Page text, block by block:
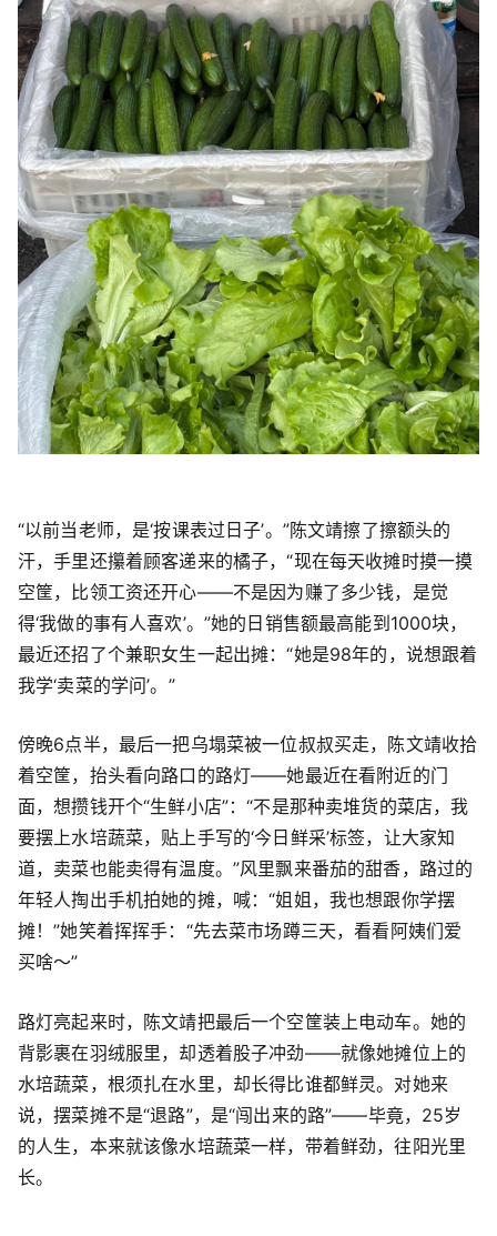
“以前当老师，是‘按课表过日子’。”陈文靖擦了擦额头的
汗，手里还攥着顾客递来的橘子，“现在每天收摊时摸一摸
空筐，比领工资还开心——不是因为赚了多少钱，是觉
得‘我做的事有人喜欢’。”她的日销售额最高能到1000块，
最近还招了个兼职女生一起出摊：“她是98年的，说想跟着
我学‘卖菜的学问’。”
傍晚6点半，最后一把乌塌菜被一位叔叔买走，陈文靖收拾
着空筐，抬头看向路口的路灯——她最近在看附近的门
面，想攒钱开个“生鲜小店”：“不是那种卖堆货的菜店，我
要摆上水培蔬菜，贴上手写的‘今日鲜采’标签，让大家知
道，卖菜也能卖得有温度。”风里飘来番茄的甜香，路过的
年轻人掏出手机拍她的摊，喊：“姐姐，我也想跟你学摆
摊！”她笑着挥挥手：“先去菜市场蹲三天，看看阿姨们爱
买啥～”
路灯亮起来时，陈文靖把最后一个空筐装上电动车。她的
背影裹在羽绒服里，却透着股子冲劲——就像她摊位上的
水培蔬菜，根须扎在水里，却长得比谁都鲜灵。对她来
说，摆菜摊不是“退路”，是“闯出来的路”——毕竟，25岁
的人生，本来就该像水培蔬菜一样，带着鲜劲，往阳光里
长。